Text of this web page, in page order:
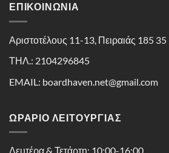
ΕΠΙΚΟΙΝΩΝΊΑ
Αριστοτέλους 11-13, Πειραιάς 185 35
ΤΗΛ.: 2104296845
EMAIL: boardhaven.net@gmail.com
ΩΡΑΡΙΟ ΛΕΙΤΟΥΡΓΙΑΣ
Δευτέρα & Τετάρτη: 10:00-16:00,